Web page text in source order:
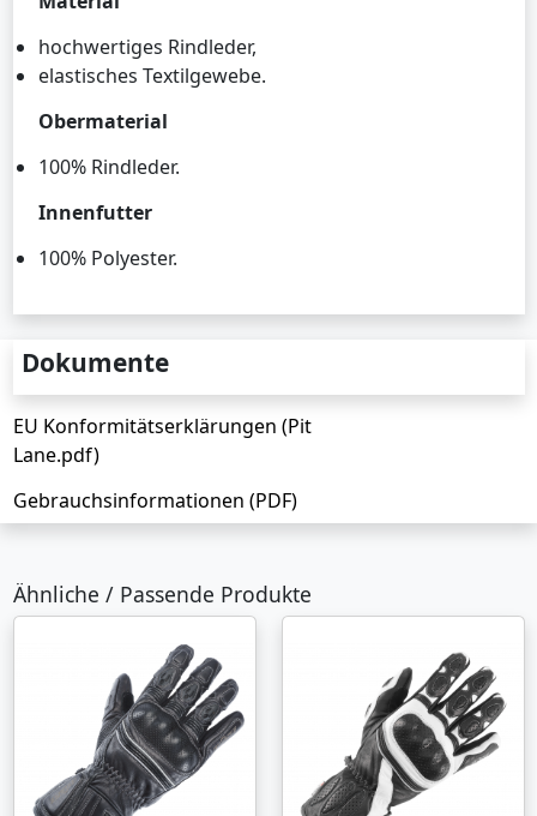
hochwertiges Rindleder,
elastisches Textilgewebe.
Obermaterial
100% Rindleder.
Innenfutter
100% Polyester.
Dokumente
EU Konformitätserklärungen (Pit
Lane.pdf)
Gebrauchsinformationen (PDF)
Ähnliche / Passende Produkte